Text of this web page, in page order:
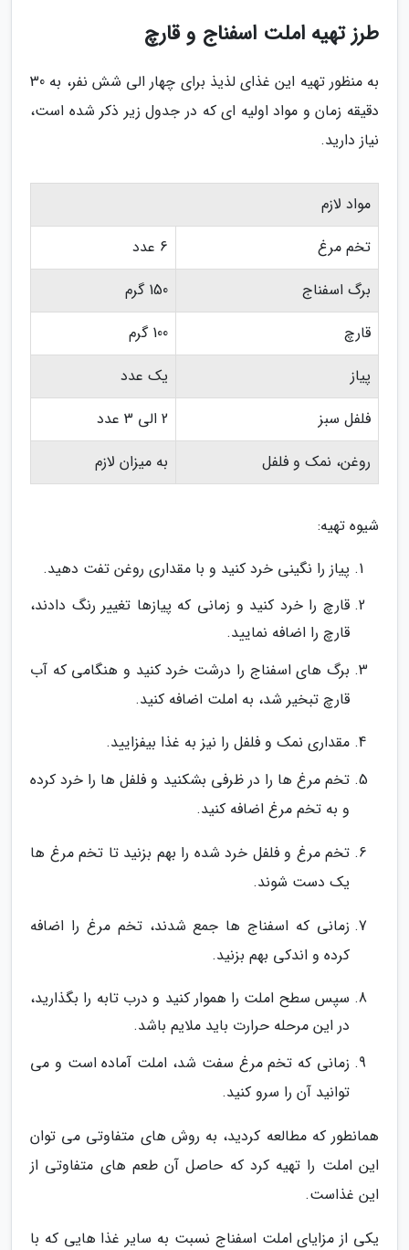
طرز تهیه املت اسفناج و قارچ
به منظور تهیه این غذای لذیذ برای چهار الی شش نفر، به 30
دقیقه زمان و مواد اولیه ای که در جدول زیر ذکر شده است،
نیاز دارید.
مواد لازم
تخم مرغ
6 عدد
برگ اسفناج
150 گرم
قارچ
100 گرم
پیاز
یک عدد
فلفل سبز
2 الی 3 عدد
روغن، نمک و فلفل
به میزان لازم
شیوه تهیه:
پیاز را نگینی خرد کنید و با مقداری روغن تفت دهید.
قارچ را خرد کنید و زمانی که پیازها تغییر رنگ دادند،
قارچ را اضافه نمایید.
برگ های اسفناج را درشت خرد کنید و هنگامی که آب
قارچ تبخیر شد، به املت اضافه کنید.
مقداری نمک و فلفل را نیز به غذا بیفزایید.
تخم مرغ ها را در ظرفی بشکنید و فلفل ها را خرد کرده
و به تخم مرغ اضافه کنید.
تخم مرغ و فلفل خرد شده را بهم بزنید تا تخم مرغ ها
یک دست شوند.
زمانی که اسفناج ها جمع شدند، تخم مرغ را اضافه
کرده و اندکی بهم بزنید.
سپس سطح املت را هموار کنید و درب تابه را بگذارید،
در این مرحله حرارت باید ملایم باشد.
زمانی که تخم مرغ سفت شد، املت آماده است و می
توانید آن را سرو کنید.
همانطور که مطالعه کردید، به روش های متفاوتی می توان
این املت را تهیه کرد که حاصل آن طعم های متفاوتی از
این غذاست.
یکی از مزایای املت اسفناج نسبت به سایر غذا هایی که با